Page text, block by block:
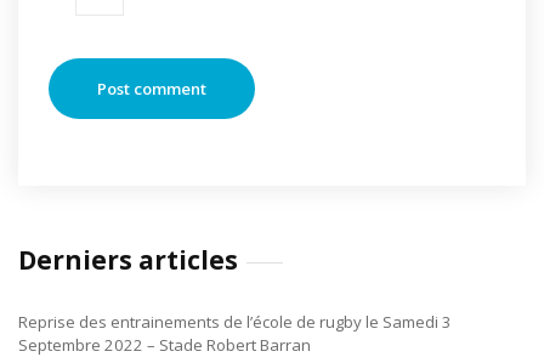
Derniers articles
Reprise des entrainements de l’école de rugby le Samedi 3
Septembre 2022 – Stade Robert Barran